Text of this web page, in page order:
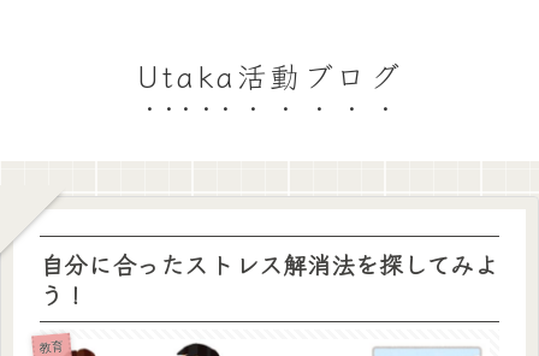
Utaka活動ブログ
自分に合ったストレス解消法を探してみよ
う！
教育